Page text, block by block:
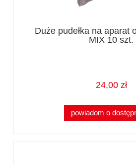
Duże pudełka na aparat
MIX 10 szt.
24,00 zł
powiadom o